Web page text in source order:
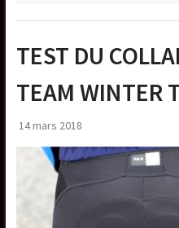
TEST DU
TEAM WINTER
14 mars 2018